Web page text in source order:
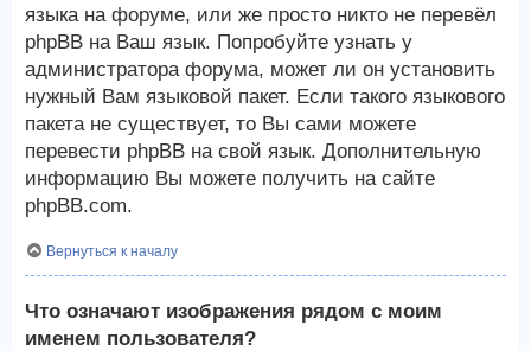
языка на форуме, или же просто никто не перевёл
phpBB на Ваш язык. Попробуйте узнать у
администратора форума, может ли он установить
нужный Вам языковой пакет. Если такого языкового
пакета не существует, то Вы сами можете
перевести phpBB на свой язык. Дополнительную
информацию Вы можете получить на сайте
phpBB.com.
Вернуться к началу
Что означают изображения рядом с моим
именем пользователя?